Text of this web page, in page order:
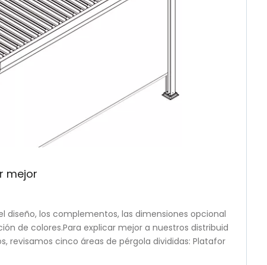
mejor
los complementos, las dimensiones opcional
de colores.Para explicar mejor a nuestros distribuid
revisamos cinco áreas de pérgola divididas: Platafor